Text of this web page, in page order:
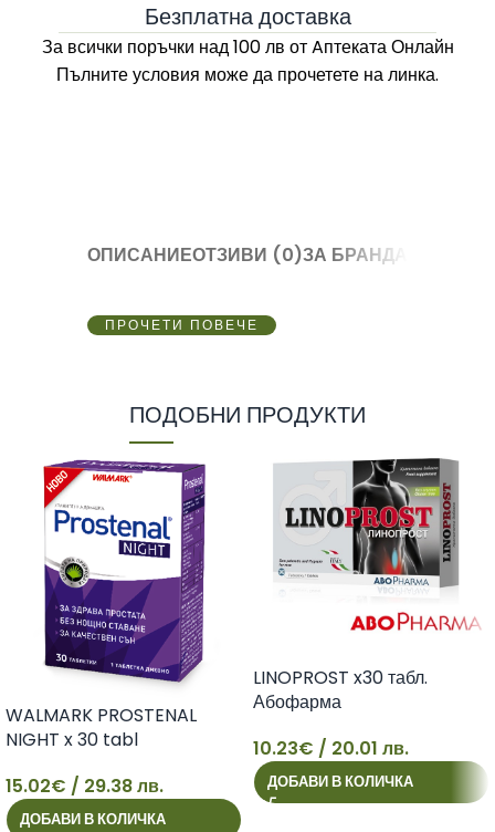
Безплатна доставка
За всички поръчки над 100 лв от Aптеката Онлайн
Пълните условия може да прочетете на линка.
ОПИСАНИЕОТЗИВИ (0)ЗА БРАНДА
ПРОЧЕТИ ПОВЕЧЕ
ПОДОБНИ ПРОДУКТИ
15
WALMARK PROSTENAL
NIGHT x 30 tabl
15.02€ / 29.38 лв.
ДОБАВИ В КОЛИЧКА
10
LINOPROST x30 табл.
Абофарма
10.23€ / 20.01 лв.
ДОБАВИ В КОЛИЧКА